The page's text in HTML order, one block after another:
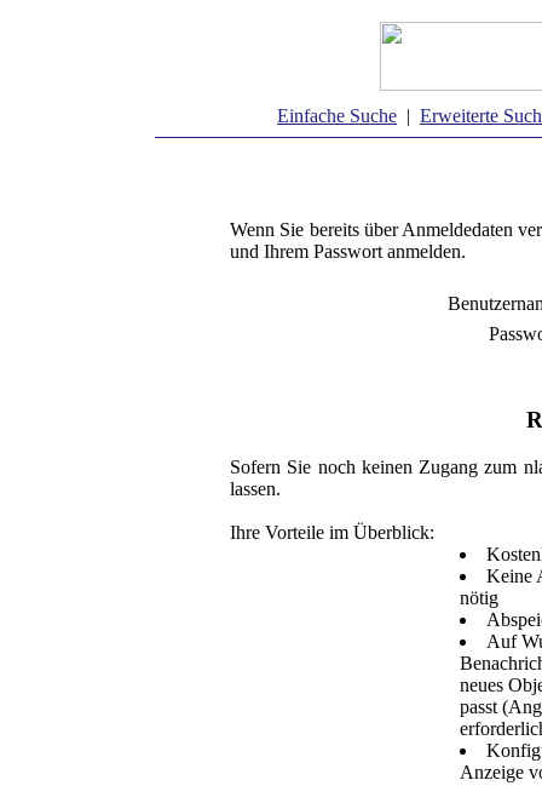
Einfache Suche | Erweiterte
Wenn Sie bereits über Anmeldedaten
und Ihrem Passwort anmelden.
Sofern Sie noch keinen Zugang zum
lassen.
Ihre Vorteile im Überblick:
Keine
nötig
Auf
neues
passt
Anzeige